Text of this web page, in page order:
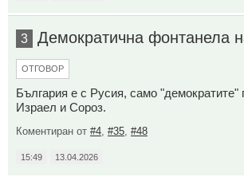
3 Демократична фонтанела
ОТГОВОР
България е с Русия, само "демократите"
Израел и Сороз.
Коментиран от #4 #35 #48
15:49 13.04.2026